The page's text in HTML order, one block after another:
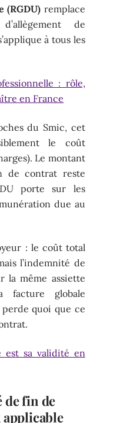
(RGDU) remplace
de
à tous les
: rôle,
en France
du Smic, cet
le coût
Le montant
de contrat reste
porte sur les
due au
: le coût total
l’indemnité de
la même assiette
facture globale
quoi que ce
est sa validité en
de fin de
applicable